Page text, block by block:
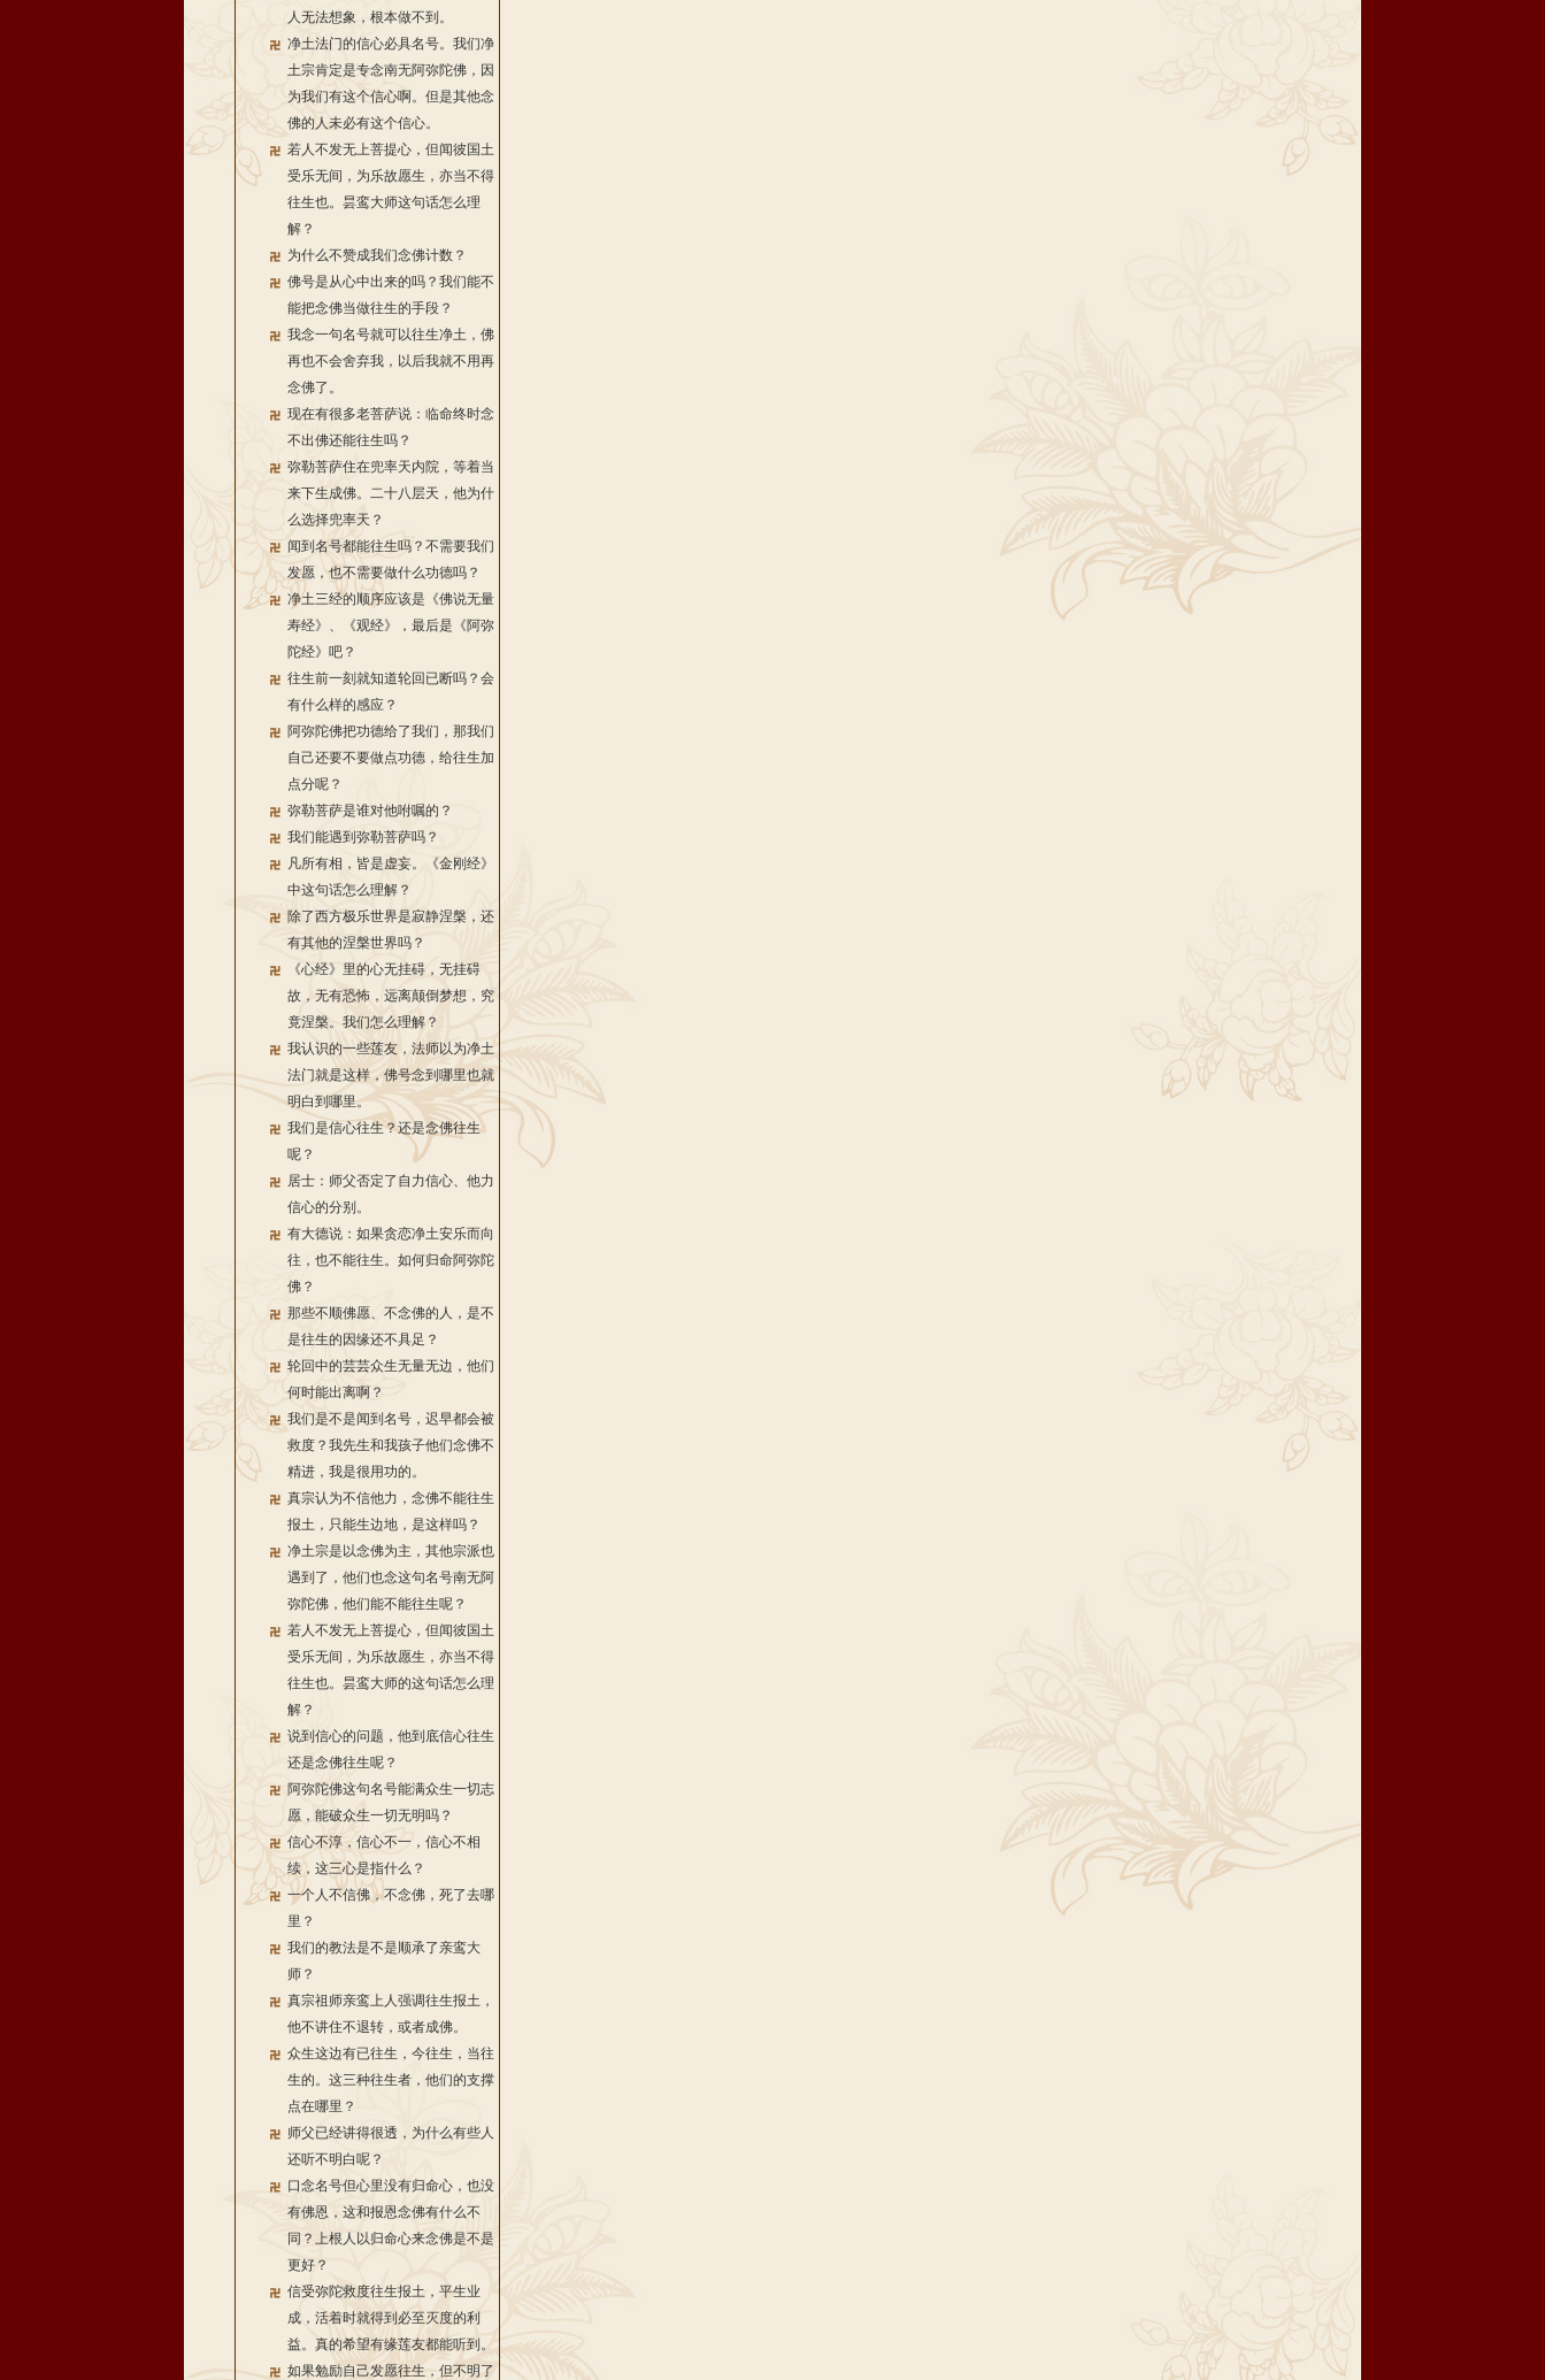
人无法想象，根本做不到。
净土法门的信心必具名号。我们净
土宗肯定是专念南无阿弥陀佛，因
为我们有这个信心啊。但是其他念
佛的人未必有这个信心。
若人不发无上菩提心，但闻彼国土
受乐无间，为乐故愿生，亦当不得
往生也。昙鸾大师这句话怎么理
解？
为什么不赞成我们念佛计数？
佛号是从心中出来的吗？我们能不
能把念佛当做往生的手段？
我念一句名号就可以往生净土，佛
再也不会舍弃我，以后我就不用再
念佛了。
现在有很多老菩萨说：临命终时念
不出佛还能往生吗？
弥勒菩萨住在兜率天内院，等着当
来下生成佛。二十八层天，他为什
么选择兜率天？
闻到名号都能往生吗？不需要我们
发愿，也不需要做什么功德吗？
净土三经的顺序应该是《佛说无量
寿经》、《观经》，最后是《阿弥
陀经》吧？
往生前一刻就知道轮回已断吗？会
有什么样的感应？
阿弥陀佛把功德给了我们，那我们
自己还要不要做点功德，给往生加
点分呢？
弥勒菩萨是谁对他咐嘱的？
我们能遇到弥勒菩萨吗？
凡所有相，皆是虚妄。《金刚经》
中这句话怎么理解？
除了西方极乐世界是寂静涅槃，还
有其他的涅槃世界吗？
《心经》里的心无挂碍，无挂碍
故，无有恐怖，远离颠倒梦想，究
竟涅槃。我们怎么理解？
我认识的一些莲友，法师以为净土
法门就是这样，佛号念到哪里也就
明白到哪里。
我们是信心往生？还是念佛往生
呢？
居士：师父否定了自力信心、他力
信心的分别。
有大德说：如果贪恋净土安乐而向
往，也不能往生。如何归命阿弥陀
佛？
那些不顺佛愿、不念佛的人，是不
是往生的因缘还不具足？
轮回中的芸芸众生无量无边，他们
何时能出离啊？
我们是不是闻到名号，迟早都会被
救度？我先生和我孩子他们念佛不
精进，我是很用功的。
真宗认为不信他力，念佛不能往生
报土，只能生边地，是这样吗？
净土宗是以念佛为主，其他宗派也
遇到了，他们也念这句名号南无阿
弥陀佛，他们能不能往生呢？
若人不发无上菩提心，但闻彼国土
受乐无间，为乐故愿生，亦当不得
往生也。昙鸾大师的这句话怎么理
解？
说到信心的问题，他到底信心往生
还是念佛往生呢？
阿弥陀佛这句名号能满众生一切志
愿，能破众生一切无明吗？
信心不淳，信心不一，信心不相
续，这三心是指什么？
一个人不信佛，不念佛，死了去哪
里？
我们的教法是不是顺承了亲鸾大
师？
真宗祖师亲鸾上人强调往生报土，
他不讲住不退转，或者成佛。
众生这边有已往生，今往生，当往
生的。这三种往生者，他们的支撑
点在哪里？
师父已经讲得很透，为什么有些人
还听不明白呢？
口念名号但心里没有归命心，也没
有佛恩，这和报恩念佛有什么不
同？上根人以归命心来念佛是不是
更好？
信受弥陀救度往生报土，平生业
成，活着时就得到必至灭度的利
益。真的希望有缘莲友都能听到。
如果勉励自己发愿往生，但不明了